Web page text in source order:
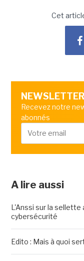
Cet
NEWSLETTER
Recevez notre
abonnés
A lire aussi
L'Anssi sur la
cybersécurité
Edito : Mais à quoi